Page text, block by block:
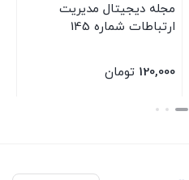
مجله دیجیتال مدیریت
ارتباطات شماره 145
120,000 تومان
بستن